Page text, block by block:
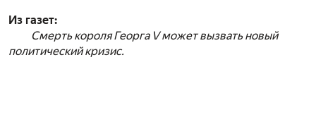
Из газет:
Смерть короля Георга V может вызвать новый
политический кризис.